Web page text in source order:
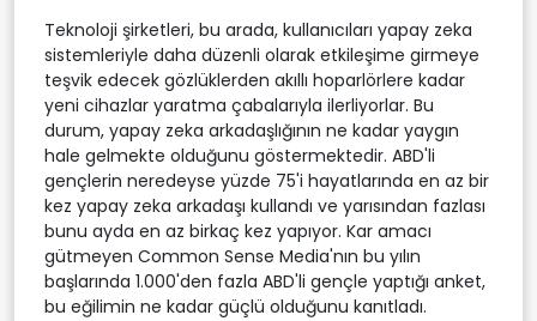
Teknoloji şirketleri, bu arada, kullanıcıları yapay zeka
sistemleriyle daha düzenli olarak etkileşime girmeye
teşvik edecek gözlüklerden akıllı hoparlörlere kadar
yeni cihazlar yaratma çabalarıyla ilerliyorlar. Bu
durum, yapay zeka arkadaşlığının ne kadar yaygın
hale gelmekte olduğunu göstermektedir. ABD'li
gençlerin neredeyse yüzde 75'i hayatlarında en az bir
kez yapay zeka arkadaşı kullandı ve yarısından fazlası
bunu ayda en az birkaç kez yapıyor. Kar amacı
gütmeyen Common Sense Media'nın bu yılın
başlarında 1.000'den fazla ABD'li gençle yaptığı anket,
bu eğilimin ne kadar güçlü olduğunu kanıtladı.